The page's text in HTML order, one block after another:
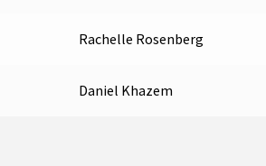
Rachelle Rosenberg
Daniel Khazem